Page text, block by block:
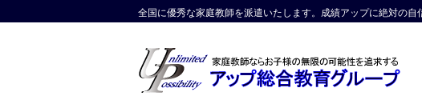
全国に優秀な家庭教師を派遣いたします。成績アップに絶対の自